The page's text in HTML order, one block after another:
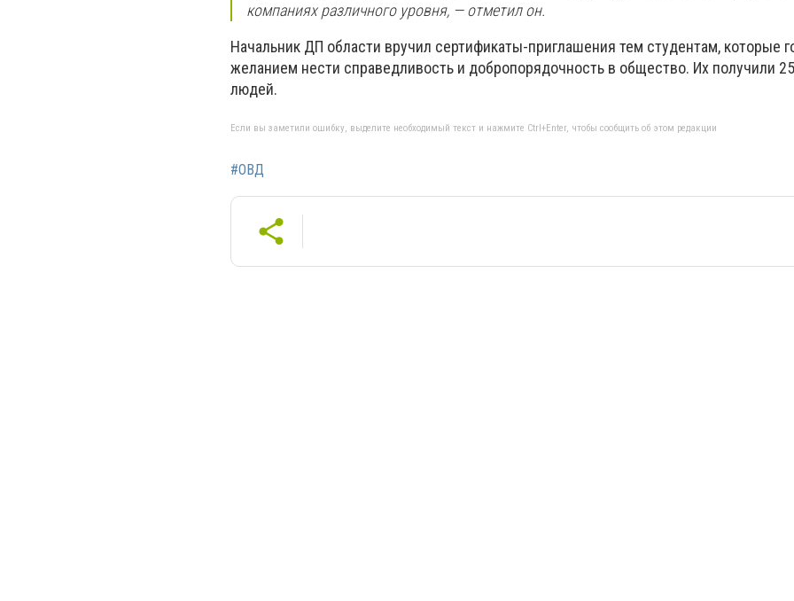
компаниях различного уровня, — отметил он.
Начальник ДП области вручил сертификаты-приглашения тем студентам, которые
желанием нести справедливость и добропорядочность в общество. Их получили
людей.
Если вы заметили ошибку, выделите необходимый текст и нажмите Ctrl+Enter, чтобы сообщить об этом редакции
#ОВД